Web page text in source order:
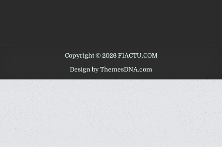
Copyright © 2026 F1ACTU.COM
Design by ThemesDNA.com